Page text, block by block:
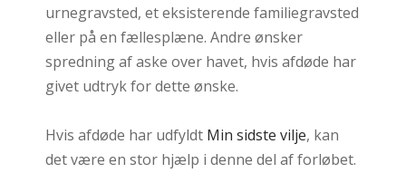
urnegravsted, et eksisterende familiegravsted
eller på en fællesplæne. Andre ønsker
spredning af aske over havet, hvis afdøde har
givet udtryk for dette ønske.
Hvis afdøde har udfyldt Min sidste vilje, kan
det være en stor hjælp i denne del af forløbet.